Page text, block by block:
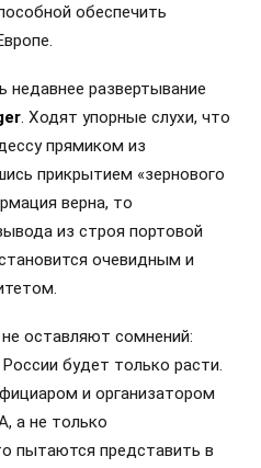
обеспечить
развертывание
. Ходят упорные слухи, что
прямиком из
прикрытием «зернового
верна, то
из строя портовой
очевидным и
оставляют сомнений:
будет только расти.
и организатором
а не только
пытаются представить в